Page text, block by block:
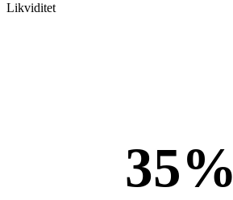
Likviditet
35%